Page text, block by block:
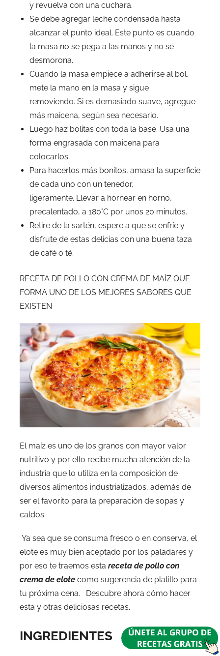
y revuelva con una cuchara.
Se debe agregar leche condensada hasta
alcanzar el punto ideal. Este punto es cuando
la masa no se pega a las manos y no se
desmorona.
Cuando la masa empiece a adherirse al bol,
mete la mano en la masa y sigue
removiendo. Si es demasiado suave, agregue
más maicena, según sea necesario.
Luego haz bolitas con toda la base. Usa una
forma engrasada con maicena para
colocarlos.
Para hacerlos más bonitos, amasa la superficie
de cada uno con un tenedor,
ligeramente. Llevar a hornear en horno,
precalentado, a 180°C por unos 20 minutos.
Retire de la sartén, espere a que se enfríe y
disfrute de estas delicias con una buena taza
de café o té.
RECETA DE POLLO CON CREMA DE MAÍZ QUE
FORMA UNO DE LOS MEJORES SABORES QUE
EXISTEN
El maíz es uno de los granos con mayor valor
nutritivo y por ello recibe mucha atención de la
industria que lo utiliza en la composición de
diversos alimentos industrializados, además de
ser el favorito para la preparación de sopas y
caldos.
Ya sea que se consuma fresco o en conserva, el
elote es muy bien aceptado por los paladares y
por eso te traemos esta receta de pollo con
crema de elote como sugerencia de platillo para
tu próxima cena. Descubre ahora cómo hacer
esta y otras deliciosas recetas.
INGREDIENTES